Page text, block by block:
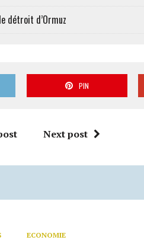
détroit d’Ormuz
PIN
Next post
ECONOMIE